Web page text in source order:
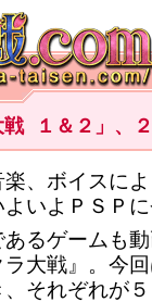
戦 １＆２」、
、ボイスに
いよＰＳＰ
あるゲームも
大戦』。今
、それぞれが